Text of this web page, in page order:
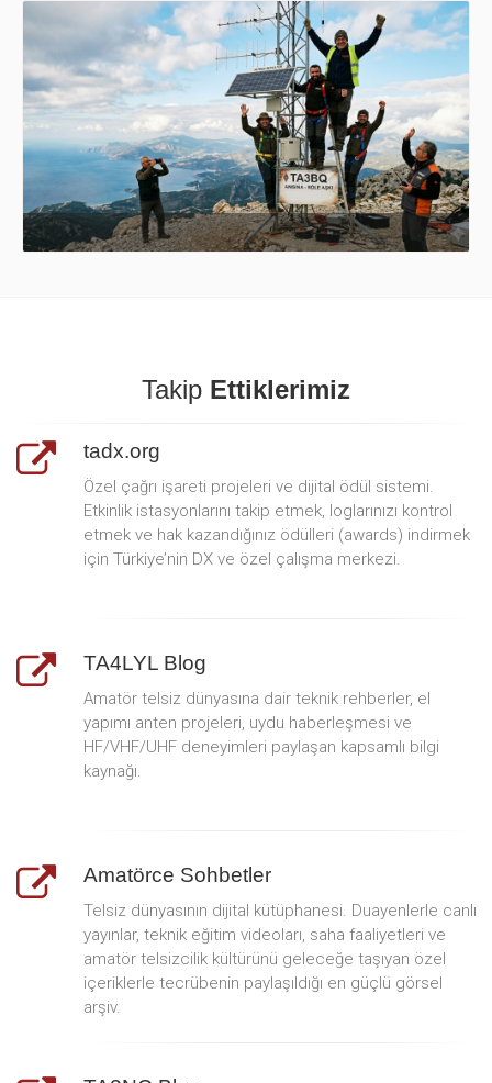
Takip Ettiklerimiz
tadx.org
Özel çağrı işareti projeleri ve dijital ödül sistemi.
Etkinlik istasyonlarını takip etmek, loglarınızı kontrol
etmek ve hak kazandığınız ödülleri (awards) indirmek
için Türkiye’nin DX ve özel çalışma merkezi.
TA4LYL Blog
Amatör telsiz dünyasına dair teknik rehberler, el
yapımı anten projeleri, uydu haberleşmesi ve
HF/VHF/UHF deneyimleri paylaşan kapsamlı bilgi
kaynağı.
Amatörce Sohbetler
Telsiz dünyasının dijital kütüphanesi. Duayenlerle canlı
yayınlar, teknik eğitim videoları, saha faaliyetleri ve
amatör telsizcilik kültürünü geleceğe taşıyan özel
içeriklerle tecrübenin paylaşıldığı en güçlü görsel
arşiv.